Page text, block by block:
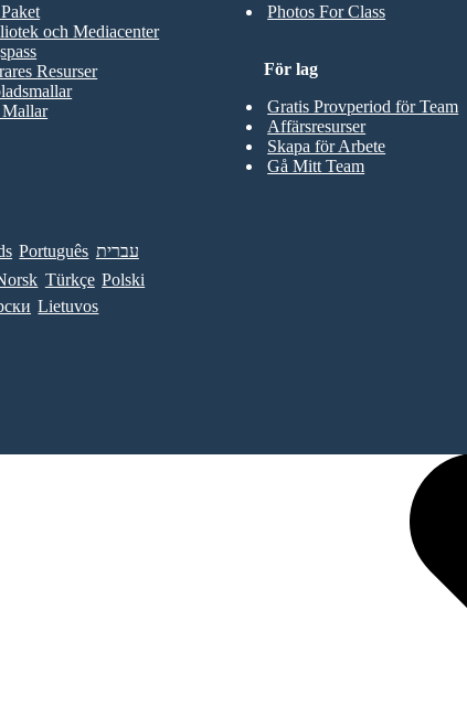
Photos For Class
och Mediacenter
Resurser
För lag
Gratis Provperiod för Team
Affärsresurser
Skapa för Arbete
Gå Mitt Team
Português עברית
Türkçe Polski
Lietuvos